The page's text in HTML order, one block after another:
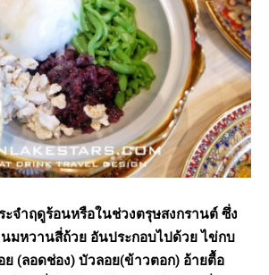
ะจำฤดูร้อนหรือในช่วงตรุษสงกรานต์ ซึ่ง
มหวานสี่ถ้วย อันประกอบไปด้วย ไข่กบ
ย (ลอดช่อง) บัวลอย(ข้าวตอก) อ้ายตื้อ